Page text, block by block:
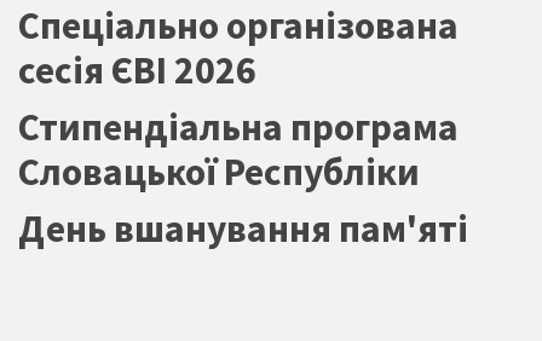
Спеціально організована
сесія ЄВІ 2026
Стипендіальна програма
Словацької Республіки
День вшанування пам'яті